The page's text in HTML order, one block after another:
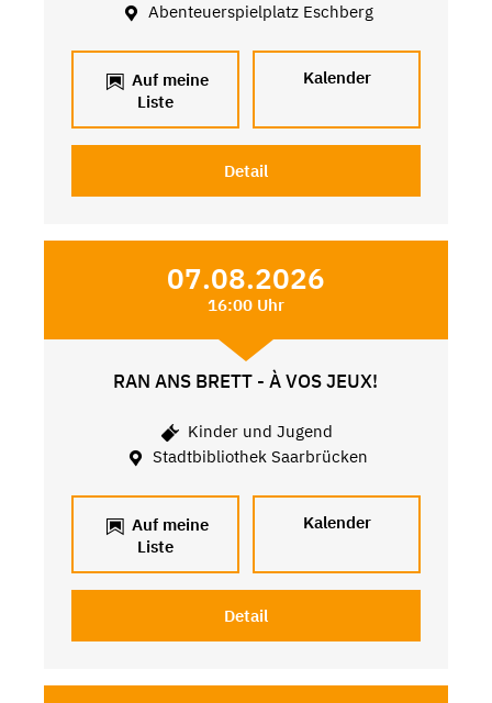
Abenteuerspielplatz Eschberg
Auf meine
Liste
Kalender
Detail
07.08.2026
16:00 Uhr
RAN ANS BRETT - À VOS JEUX!
Kinder und Jugend
Stadtbibliothek Saarbrücken
Auf meine
Liste
Kalender
Detail